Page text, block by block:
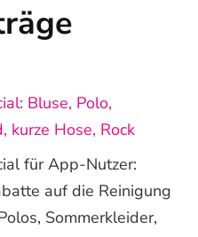
Bluse, Polo,
kurze Hose, Rock
für App-Nutzer:
auf die Reinigung
Sommerkleider,